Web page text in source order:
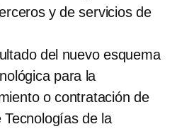
y de servicios de
del nuevo esquema
para la
o contratación de
Tecnologías de la